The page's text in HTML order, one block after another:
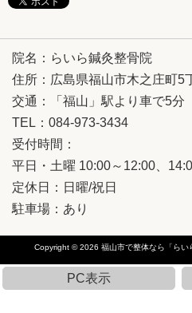
院名：らいら鍼灸整骨院
住所：広島県福山市木之庄町5
交通：「福山」駅より車で5分
TEL：084-973-3434
受付時間：
平日・土曜 10:00～12:00、
定休日：日曜/祝日
駐車場：あり
Copyright © 2026 福山市で整体なら「らい
PC表示